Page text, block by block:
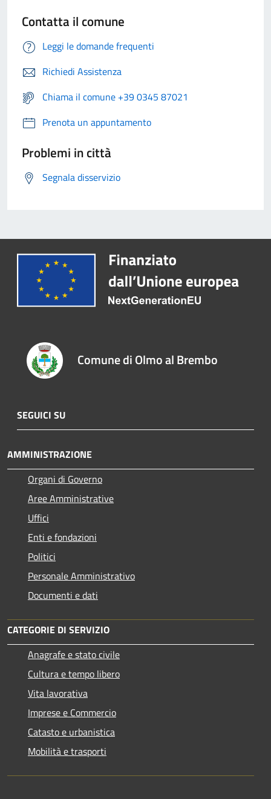
Contatta il comune
Leggi le domande frequenti
Richiedi Assistenza
Chiama il comune +39 0345 87021
Prenota un appuntamento
Problemi in città
Segnala disservizio
Comune di Olmo al Brembo
SEGUICI SU
AMMINISTRAZIONE
Organi di Governo
Aree Amministrative
Uffici
Enti e fondazioni
Politici
Personale Amministrativo
Documenti e dati
CATEGORIE DI SERVIZIO
Anagrafe e stato civile
Cultura e tempo libero
Vita lavorativa
Imprese e Commercio
Catasto e urbanistica
Mobilità e trasporti